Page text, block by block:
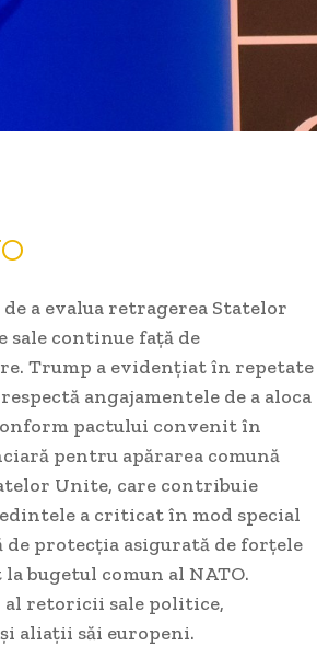
a evalua retragerea Statelor
sale continue față de
Trump a evidențiat în repetate
angajamentele de a aloca
pactului convenit în
pentru apărarea comună
Unite, care contribuie
a criticat în mod special
de protecția asigurată de forțele
bugetul comun al NATO.
al retoricii sale politice,
aliații săi europeni.